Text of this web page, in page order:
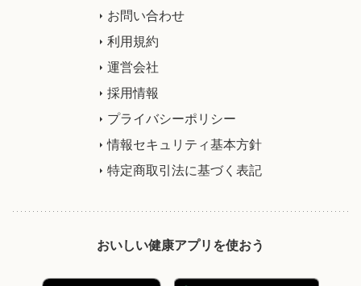
お問い合わせ
利用規約
運営会社
採用情報
プライバシーポリシー
情報セキュリティ基本方針
特定商取引法に基づく表記
おいしい健康アプリを使おう